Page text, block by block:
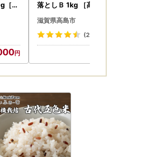
れ以外の目的で使用するも
を十分ご確認いただき、
［高
落としＢ 1kg ［高島屋選定品］
滋賀県高島市
(24)